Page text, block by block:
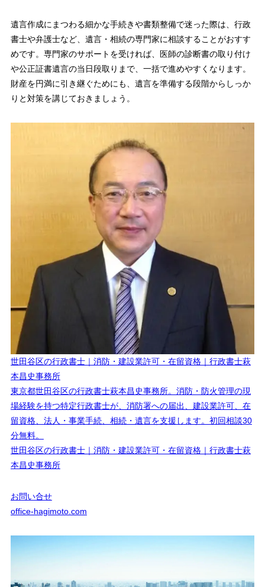
遺言作成にまつわる細かな手続きや書類整備で迷った際は、行政
書士や弁護士など、遺言・相続の専門家に相談することがおすす
めです。専門家のサポートを受ければ、医師の診断書の取り付け
や公正証書遺言の当日段取りまで、一括で進めやすくなります。
財産を円満に引き継ぐためにも、遺言を準備する段階からしっか
りと対策を講じておきましょう。
世田谷区の行政書士｜消防・建設業許可・在留資格｜行政書士萩
本昌史事務所
東京都世田谷区の行政書士萩本昌史事務所。消防・防火管理の現
場経験を持つ特定行政書士が、消防署への届出、建設業許可、在
留資格、法人・事業手続、相続・遺言を支援します。初回相談30
分無料。
世田谷区の行政書士｜消防・建設業許可・在留資格｜行政書士萩
本昌史事務所
お問い合せ
office-hagimoto.com